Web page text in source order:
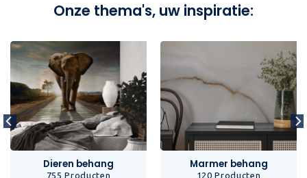
Onze thema's, uw inspiratie:
Dieren behang
755 Producten
Marmer behang
120 Producten